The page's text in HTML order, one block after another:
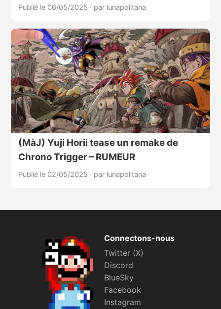
Publié le 06/05/2025 · par lunapolitana
(MàJ) Yuji Horii tease un remake de
Chrono Trigger – RUMEUR
Publié le 02/05/2025 · par lunapolitana
Connectons-nous
Twitter (X)
Discord
BlueSky
Facebook
Instagram